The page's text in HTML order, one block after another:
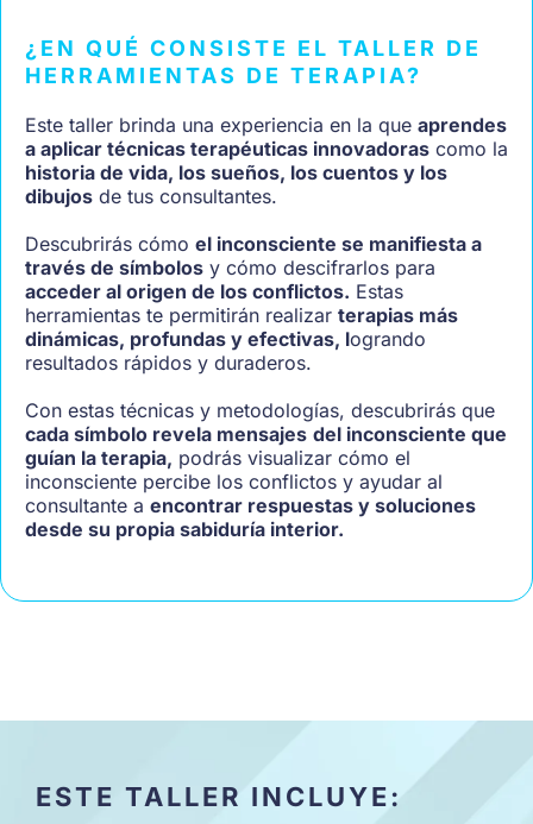
¿EN QUÉ CONSISTE EL TALLER DE
HERRAMIENTAS DE TERAPIA?
Este taller brinda una experiencia en la que aprendes
a aplicar técnicas terapéuticas innovadoras como la
historia de vida, los sueños, los cuentos y los
dibujos de tus consultantes.
Descubrirás cómo el inconsciente se manifiesta a
través de símbolos y cómo descifrarlos para
acceder al origen de los conflictos. Estas
herramientas te permitirán realizar terapias más
dinámicas, profundas y efectivas, logrando
resultados rápidos y duraderos.
Con estas técnicas y metodologías, descubrirás que
cada símbolo revela mensajes del inconsciente que
guían la terapia, podrás visualizar cómo el
inconsciente percibe los conflictos y ayudar al
consultante a encontrar respuestas y soluciones
desde su propia sabiduría interior.
ESTE TALLER INCLUYE: